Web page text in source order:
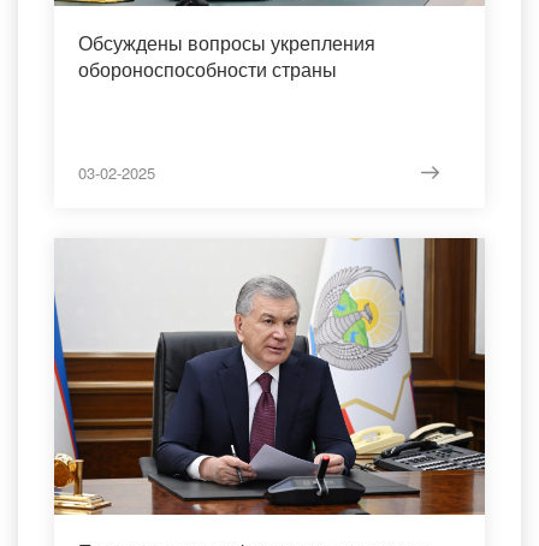
Обсуждены вопросы укрепления
обороноспособности страны
03-02-2025